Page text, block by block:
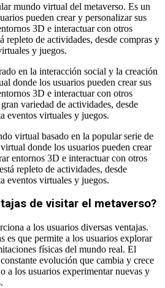
mundo virtual del metaverso. Es un
pueden crear y personalizar sus
3D e interactuar con otros
repleto de actividades, desde compras y
y juegos.
en la interacción social y la creación
donde los usuarios pueden crear sus
3D e interactuar con otros
variedad de actividades, desde
eventos virtuales y juegos.
virtual basado en la popular serie de
donde los usuarios pueden crear
entornos 3D e interactuar con otros
repleto de actividades, desde
eventos virtuales y juegos.
de visitar el metaverso?
a los usuarios diversas ventajas.
es que permite a los usuarios explorar
físicas del mundo real. El
evolución que cambia y crece
a los usuarios experimentar nuevas y